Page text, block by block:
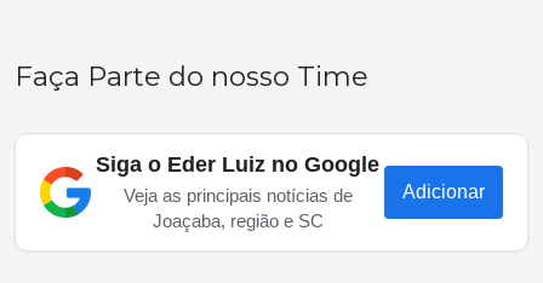
Faça Parte do nosso Time
Siga o Eder Luiz no Google
Veja as principais notícias de
Joaçaba, região e SC
Adicionar